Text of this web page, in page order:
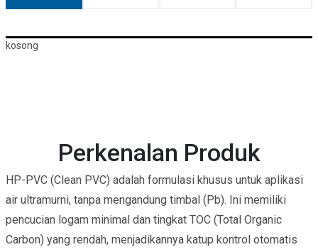
kosong
Perkenalan Produk
HP-PVC (Clean PVC) adalah formulasi khusus untuk aplikasi
air ultramurni, tanpa mengandung timbal (Pb). Ini memiliki
pencucian logam minimal dan tingkat TOC (Total Organic
Carbon) yang rendah, menjadikannya katup kontrol otomatis